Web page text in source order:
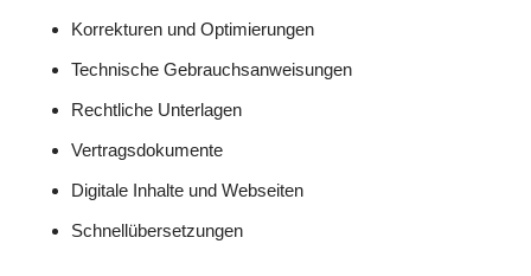
Korrekturen und Optimierungen
Technische Gebrauchsanweisungen
Rechtliche Unterlagen
Vertragsdokumente
Digitale Inhalte und Webseiten
Schnellübersetzungen